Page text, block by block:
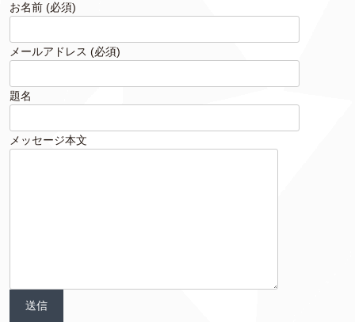
お名前 (必須)
メールアドレス (必須)
題名
メッセージ本文